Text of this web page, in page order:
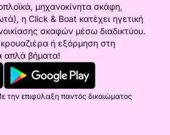
μηχανοκίνητα σκάφη,
η Click & Boat κατέχει ηγετική
σκαφών μέσω διαδικτύου.
ή εξόρμηση στη
απλά βήματα!
επιφύλαξη παντός δικαιώματος